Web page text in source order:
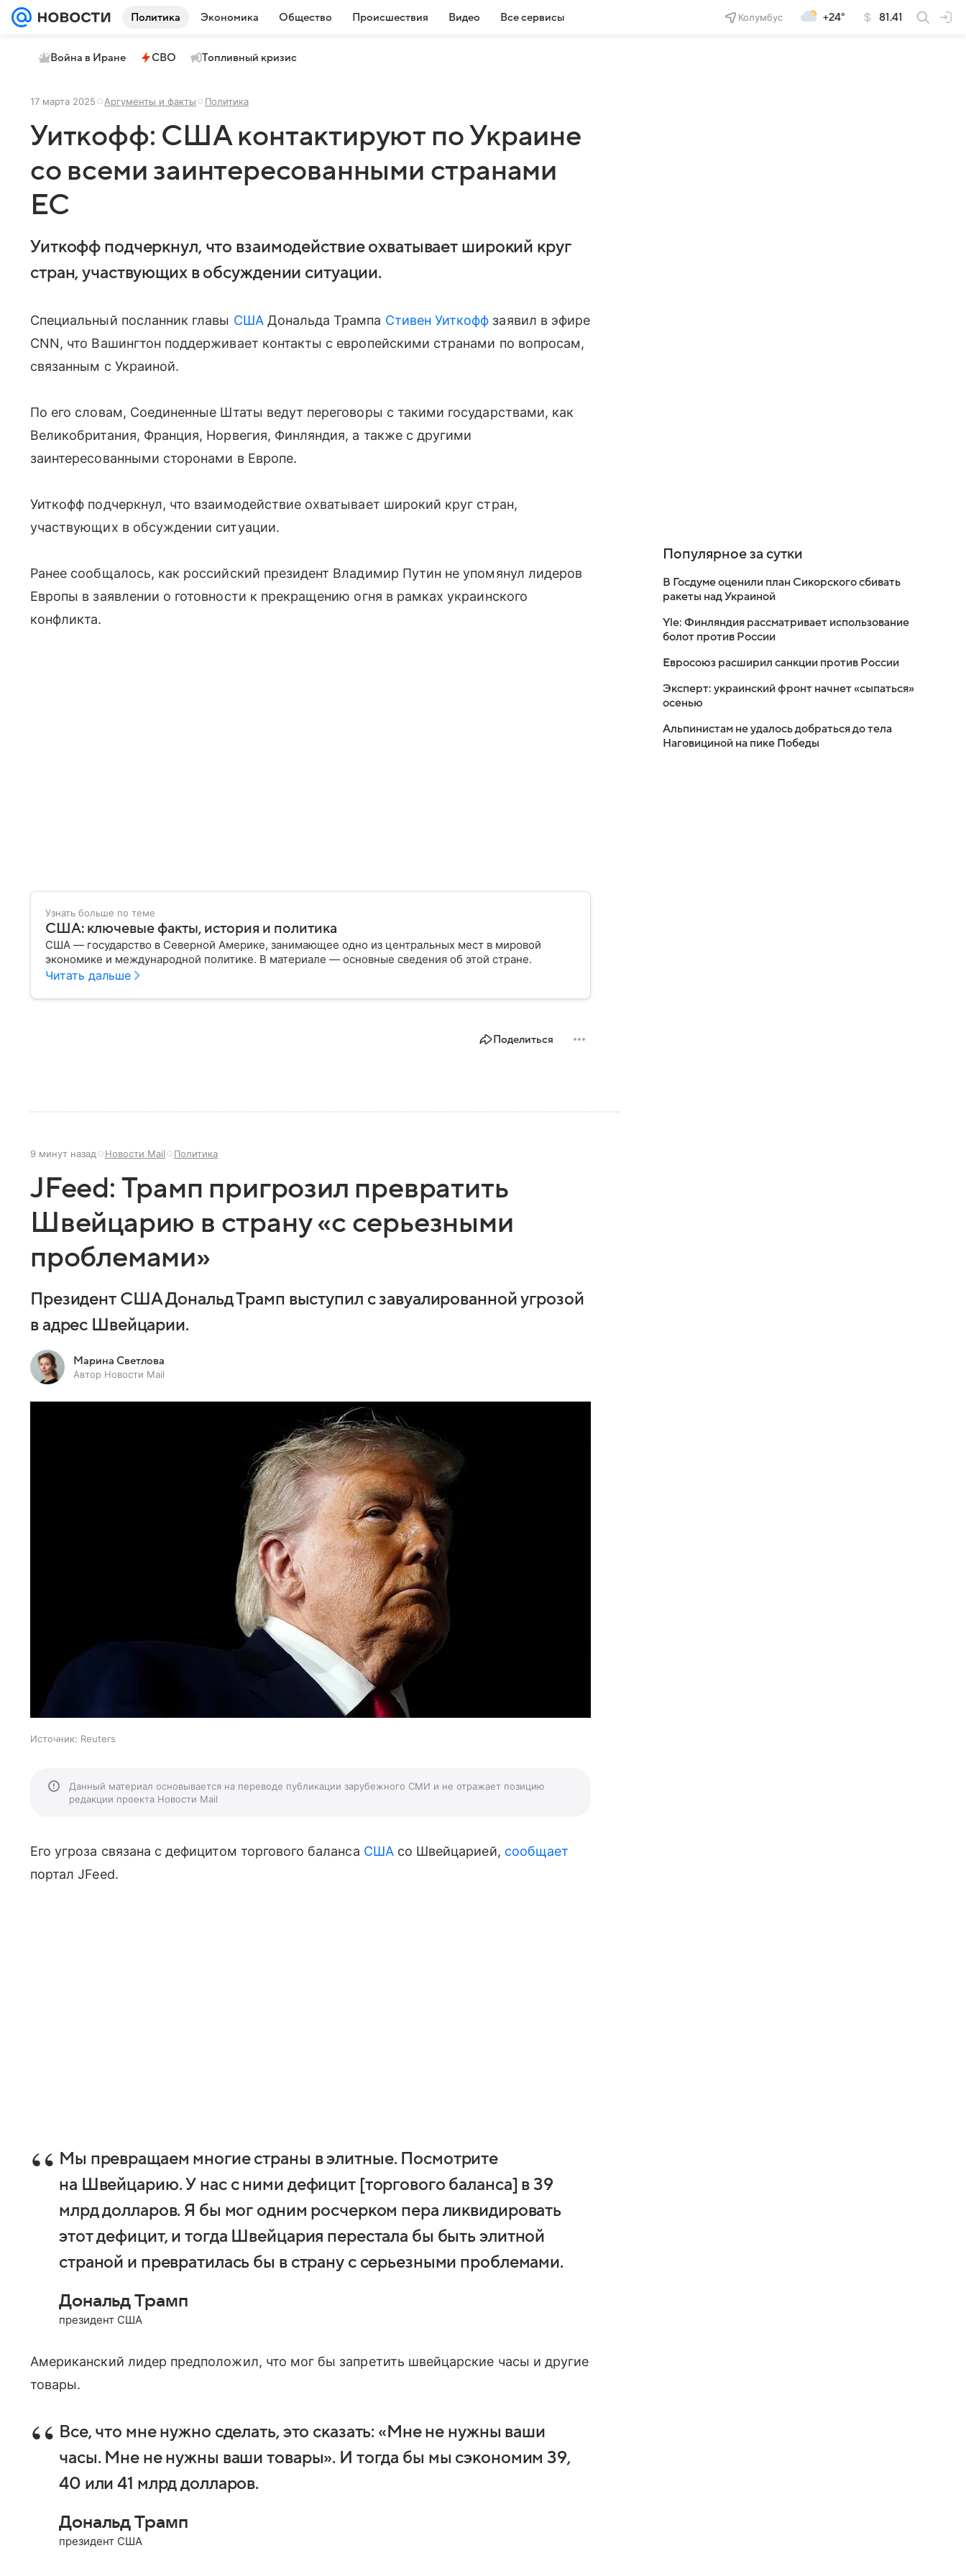
Политика Экономика Общество Происшествия Видео Все сервисы Колумбус +24° 81.41
Война в Иране СВО Топливный кризис
17 марта 2025 Аргументы и факты Политика
Уиткофф: США контактируют по Украине
со всеми заинтересованными странами
ЕС
Уиткофф подчеркнул, что взаимодействие охватывает широкий круг
стран, участвующих в обсуждении ситуации.
Специальный посланник главы СШАДональда Трампа Стивен Уиткофф заявил в эфире
CNN, что Вашингтон поддерживает контакты с европейскими странами по вопросам,
связанным с Украиной.
По его словам, Соединенные Штаты ведут переговоры с такими государствами, как
Великобритания, Франция, Норвегия, Финляндия, а также с другими
заинтересованными сторонами в Европе.
Уиткофф подчеркнул, что взаимодействие охватывает широкий круг стран,
участвующих в обсуждении ситуации.
Ранее сообщалось, как российский президент Владимир Путин не упомянул лидеров
Европы в заявлении о готовности к прекращению огня в рамках украинского
конфликта.
Узнать больше по теме
США: ключевые факты, история и политика
США — государство в Северной Америке, занимающее одно из центральных мест в мировой
экономике и международной политике. В материале — основные сведения об этой стране.
Читать дальше
Поделиться
9 минут назад Новости Mail Политика
JFeed: Трамп пригрозил превратить
Швейцарию в страну «с серьезными
проблемами»
Президент США Дональд Трамп выступил с завуалированной угрозой
в адрес Швейцарии.
Марина Светлова
Автор Новости Mail
Источник: Reuters
Данный материал основывается на переводе публикации зарубежного СМИ и не отражает позицию
редакции проекта Новости Mail
Его угроза связана с дефицитом торгового баланса СШАсо Швейцарией, сообщает
портал JFeed.
Мы превращаем многие страны в элитные. Посмотрите
на Швейцарию. У нас с ними дефицит [торгового баланса] в 39
млрд долларов. Я бы мог одним росчерком пера ликвидировать
этот дефицит, и тогда Швейцария перестала бы быть элитной
страной и превратилась бы в страну с серьезными проблемами.
Дональд Трамп
президент США
Американский лидер предположил, что мог бы запретить швейцарские часы и другие
товары.
Все, что мне нужно сделать, это сказать: «Мне не нужны ваши
часы. Мне не нужны ваши товары». И тогда бы мы сэкономим 39,
40 или 41 млрд долларов.
Дональд Трамп
президент США
Популярное за сутки
В Госдуме оценили план Сикорского сбивать
ракеты над Украиной
Yle: Финляндия рассматривает использование
болот против России
Евросоюз расширил санкции против России
Эксперт: украинский фронт начнет «сыпаться»
осенью
Альпинистам не удалось добраться до тела
Наговициной на пике Победы